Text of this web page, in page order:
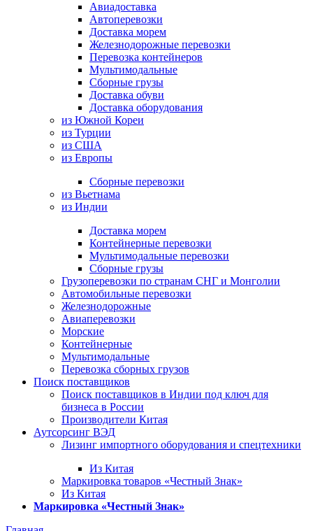
Авиадоставка
Автоперевозки
Доставка морем
Железнодорожные перевозки
Перевозка контейнеров
Мультимодальные
Сборные грузы
Доставка обуви
Доставка оборудования
из Южной Кореи
из Турции
из США
из Европы
Сборные перевозки
из Вьетнама
из Индии
Доставка морем
Контейнерные перевозки
Мультимодальные перевозки
Сборные грузы
Грузоперевозки по странам СНГ и Монголии
Автомобильные перевозки
Железнодорожные
Авиаперевозки
Морские
Контейнерные
Мультимодальные
Перевозка сборных грузов
Поиск поставщиков
Поиск поставщиков в Индии под ключ для
бизнеса в России
Производители Китая
Аутсорсинг ВЭД
Лизинг импортного оборудования и спецтехники
Из Китая
Маркировка товаров «Честный Знак»
Из Китая
Маркировка «Честный Знак»